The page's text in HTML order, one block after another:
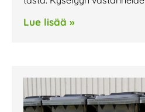
Lue lisää »